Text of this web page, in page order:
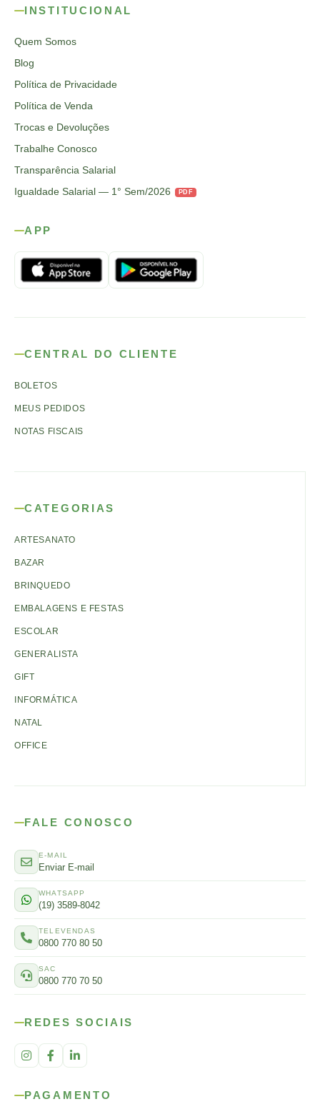
INSTITUCIONAL
Quem Somos
Blog
Política de Privacidade
Política de Venda
Trocas e Devoluções
Trabalhe Conosco
Transparência Salarial
Igualdade Salarial — 1° Sem/2026
PDF
APP
CENTRAL DO CLIENTE
BOLETOS
MEUS PEDIDOS
NOTAS FISCAIS
CATEGORIAS
ARTESANATO
BAZAR
BRINQUEDO
EMBALAGENS E FESTAS
ESCOLAR
GENERALISTA
GIFT
INFORMÁTICA
NATAL
OFFICE
FALE CONOSCO
E-MAIL
Enviar E-mail
WHATSAPP
(19) 3589-8042
TELEVENDAS
0800 770 80 50
SAC
0800 770 70 50
REDES SOCIAIS
PAGAMENTO